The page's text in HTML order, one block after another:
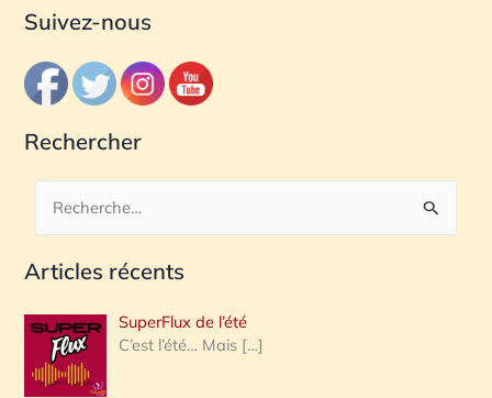
Suivez-nous
Rechercher
c
e
r
Articles récents
SuperFlux de l’été
C’est l’été… Mais […]